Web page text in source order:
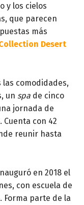
y los cielos
que parecen
más
Desert
comodidades,
un spa de cinco
jornada de
con 42
reunir hasta
en 2018 el
con escuela de
Forma parte de la